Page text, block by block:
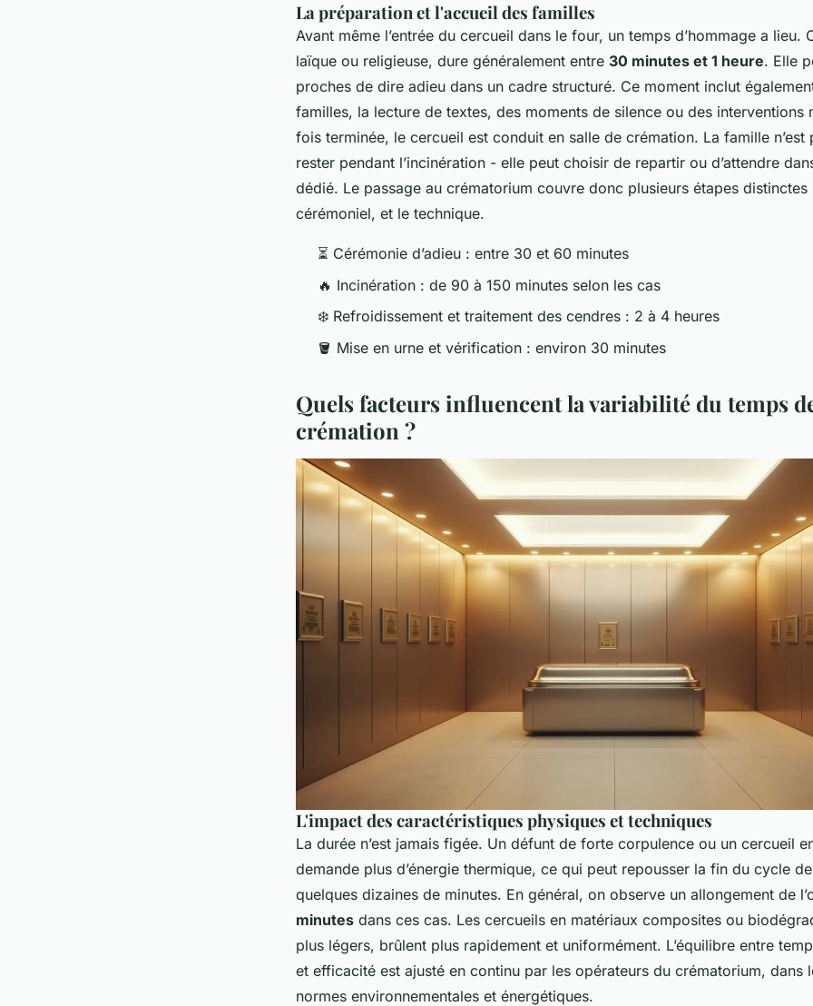
La préparation et l'accueil des familles
Avant même l’entrée du cercueil dans le four, un temps d’hommage a lieu.
laïque ou religieuse, dure généralement entre 30 minutes et 1 heure. Elle
proches de dire adieu dans un cadre structuré. Ce moment inclut
familles, la lecture de textes, des moments de silence ou des interventions
fois terminée, le cercueil est conduit en salle de crémation. La famille n’est
rester pendant l’incinération - elle peut choisir de repartir ou d’attendre
dédié. Le passage au crématorium couvre donc plusieurs étapes distinctes
cérémoniel, et le technique.
⏳ Cérémonie d’adieu : entre 30 et 60 minutes
🔥 Incinération : de 90 à 150 minutes selon les cas
❄️ Refroidissement et traitement des cendres : 2 à 4 heures
🪣 Mise en urne et vérification : environ 30 minutes
Quels facteurs influencent la variabilité du temps
crémation ?
L'impact des caractéristiques physiques et techniques
La durée n’est jamais figée. Un défunt de forte corpulence ou un cercueil
demande plus d’énergie thermique, ce qui peut repousser la fin du cycle
quelques dizaines de minutes. En général, on observe un allongement de
minutes dans ces cas. Les cercueils en matériaux composites ou
plus légers, brûlent plus rapidement et uniformément. L’équilibre entre
et efficacité est ajusté en continu par les opérateurs du crématorium, dans
normes environnementales et énergétiques.